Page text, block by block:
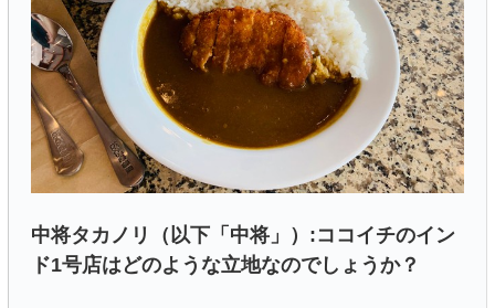
中将タカノリ（以下「中将」）:ココイチのイン
ド1号店はどのような立地なのでしょうか？